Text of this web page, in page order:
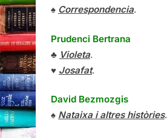
♠ Correspondencia.
Prudenci Bertrana
♣ Violeta.
♥ Josafat.
David Bezmozgis
♠ Nataixa i altres històries.